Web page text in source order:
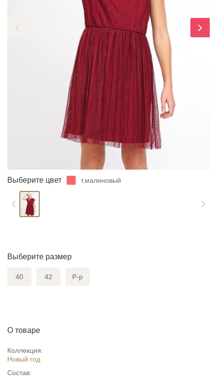
Выберите цвет т.малиновый
Выберите размер
40 42 Р-р
О товаре
Коллекция:
Новый год
Состав: